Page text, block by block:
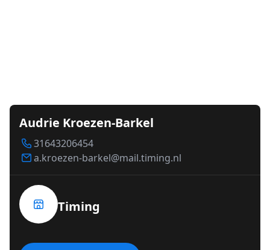
Audrie Kroezen-Barkel
31643206454
a.kroezen-barkel@mail.timing.nl
Timing